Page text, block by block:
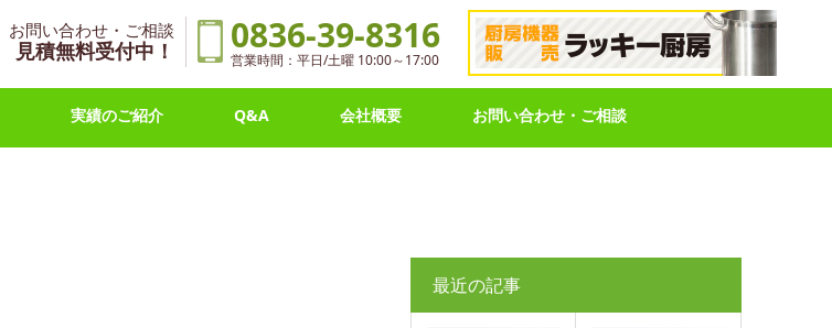
お問い合わせ・ご相談
見積無料受付中！ 0836-39-8316
営業時間：平日/土曜 10:00～17:00
実績のご紹介 Q&A 会社概要 お問い合わせ・ご相談
最近の記事